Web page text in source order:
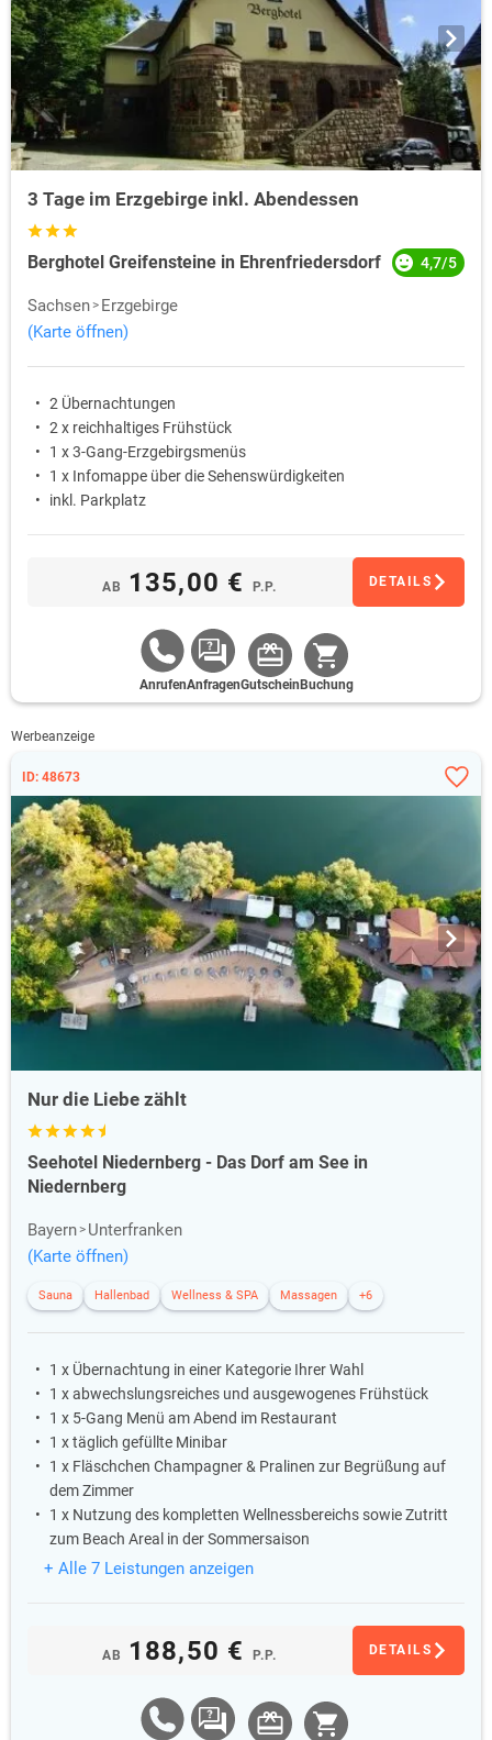
3 Tage im Erzgebirge inkl. Abendessen
Berghotel Greifensteine in Ehrenfriedersdorf 4,7/5
Sachsen
Erzgebirge
(Karte öffnen)
2 Übernachtungen
2 x reichhaltiges Frühstück
1 x 3-Gang-Erzgebirgsmenüs
1 x Infomappe über die Sehenswürdigkeiten
inkl. Parkplatz
AB 135,00 € P.P. DETAILS
AnrufenAnfragenGutschein Buchung
Werbeanzeige
ID: 48673
Nur die Liebe zählt
Seehotel Niedernberg - Das Dorf am See in
Niedernberg
Bayern
Unterfranken
(Karte öffnen)
Sauna Hallenbad Wellness & SPA Massagen +6
1 x Übernachtung in einer Kategorie Ihrer Wahl
1 x abwechslungsreiches und ausgewogenes Frühstück
1 x 5-Gang Menü am Abend im Restaurant
1 x täglich gefüllte Minibar
1 x Fläschchen Champagner & Pralinen zur Begrüßung auf
dem Zimmer
1 x Nutzung des kompletten Wellnessbereichs sowie Zutritt
zum Beach Areal in der Sommersaison
+ Alle 7 Leistungen anzeigen
AB 188,50 € P.P. DETAILS